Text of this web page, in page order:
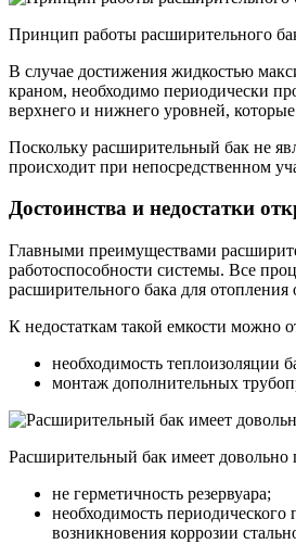
Принцип работы расширительного
В случае достижения жидкостью
краном, необходимо периодически
верхнего и нижнего уровней,
Поскольку расширительный бак не
происходит при непосредственном
Достоинства и недостатки
Главными преимуществами
работоспособности системы. Все
расширительного бака для отопления
К недостаткам такой емкости можно
необходимость теплоизоляции
монтаж дополнительных
Расширительный бак имеет
не герметичность резервуара;
необходимость
возникновения коррозии